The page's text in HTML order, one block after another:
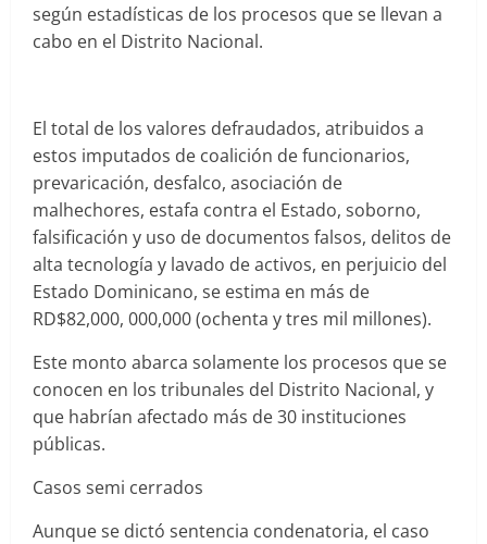
según estadísticas de los procesos que se llevan a
cabo en el Distrito Nacional.
El total de los valores defraudados, atribuidos a
estos imputados de coalición de funcionarios,
prevaricación, desfalco, asociación de
malhechores, estafa contra el Estado, soborno,
falsificación y uso de documentos falsos, delitos de
alta tecnología y lavado de activos, en perjuicio del
Estado Dominicano, se estima en más de
RD$82,000, 000,000 (ochenta y tres mil millones).
Este monto abarca solamente los procesos que se
conocen en los tribunales del Distrito Nacional, y
que habrían afectado más de 30 instituciones
públicas.
Casos semi cerrados
Aunque se dictó sentencia condenatoria, el caso